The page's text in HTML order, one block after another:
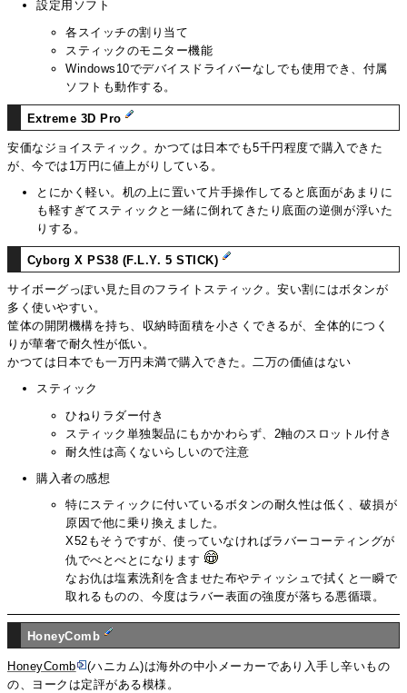
設定用ソフト
各スイッチの割り当て
スティックのモニター機能
Windows10でデバイスドライバーなしでも使用でき、付属
ソフトも動作する。
Extreme 3D Pro
安価なジョイスティック。かつては日本でも5千円程度で購入できた
が、今では1万円に値上がりしている。
とにかく軽い。机の上に置いて片手操作してると底面があまりに
も軽すぎてスティックと一緒に倒れてきたり底面の逆側が浮いた
りする。
Cyborg X PS38 (F.L.Y. 5 STICK)
サイボーグっぽい見た目のフライトスティック。安い割にはボタンが
多く使いやすい。
筐体の開閉機構を持ち、収納時面積を小さくできるが、全体的につく
りが華奢で耐久性が低い。
かつては日本でも一万円未満で購入できた。二万の価値はない
スティック
ひねりラダー付き
スティック単独製品にもかかわらず、2軸のスロットル付き
耐久性は高くないらしいので注意
購入者の感想
特にスティックに付いているボタンの耐久性は低く、破損が
原因で他に乗り換えました。
X52もそうですが、使っていなければラバーコーティングが
仇でべとべとになります
なお仇は塩素洗剤を含ませた布やティッシュで拭くと一瞬で
取れるものの、今度はラバー表面の強度が落ちる悪循環。
HoneyComb
HoneyComb
(ハニカム)は海外の中小メーカーであり入手し辛いもの
の、ヨークは定評がある模様。